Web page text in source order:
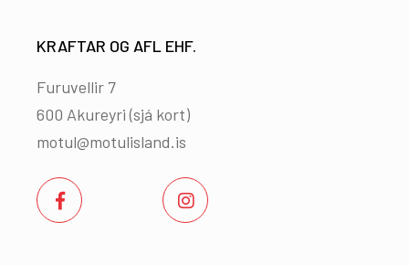
KRAFTAR OG AFL EHF.
Furuvellir 7
600 Akureyri (sjá kort)
motul@motulisland.is